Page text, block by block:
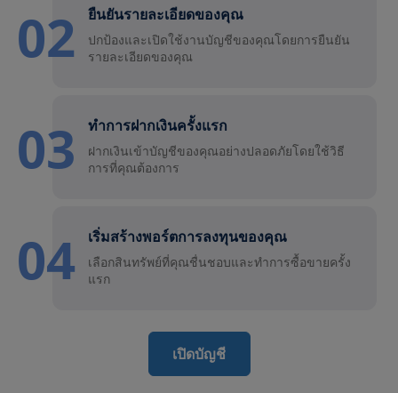
02 ยืนยันรายละเอียดของคุณ
ปกป้องและเปิดใช้งานบัญชีของคุณโดยการยืนยัน
รายละเอียดของคุณ
03 ทำการฝากเงินครั้งแรก
ฝากเงินเข้าบัญชีของคุณอย่างปลอดภัยโดยใช้วิธี
การที่คุณต้องการ
04 เริ่มสร้างพอร์ตการลงทุนของคุณ
เลือกสินทรัพย์ที่คุณชื่นชอบและทำการซื้อขายครั้ง
แรก
เปิดบัญชี